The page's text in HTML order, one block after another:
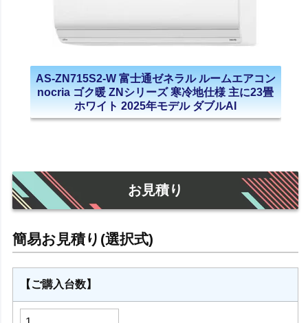
AS-ZN715S2-W 富士通ゼネラル ルームエアコン
nocria ゴク暖 ZNシリーズ 寒冷地仕様 主に23畳
ホワイト 2025年モデル ダブルAI
お見積り
【ご購入台数】